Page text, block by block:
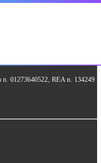
-
01273640522, REA n. 134249